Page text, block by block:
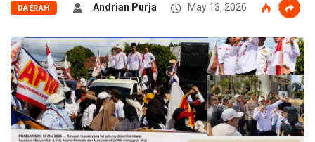
DAERAH Andrian Purja May 13, 2026 55